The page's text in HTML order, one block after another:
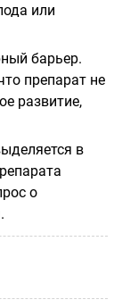
или
барьер.
препарат не
развитие,
в
о